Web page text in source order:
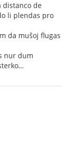
distanco de
li plendas pro
da muŝoj flugas
nur dum